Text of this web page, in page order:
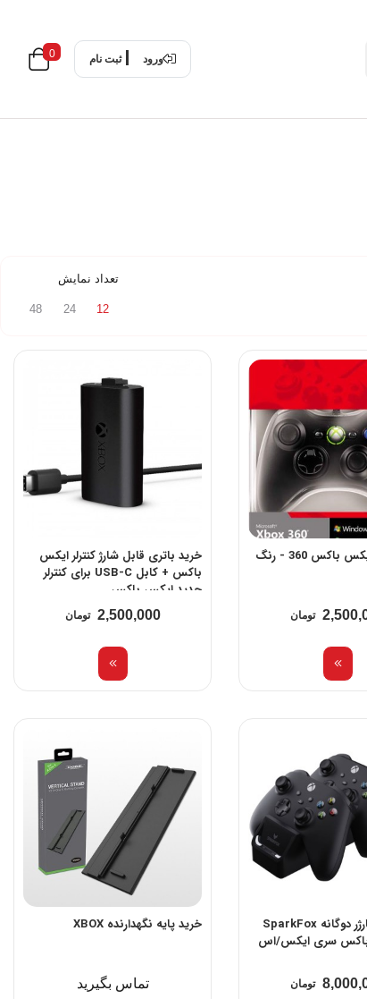
ورود ثبت نام 0
تعداد نمایش
12
24
48
خرید کنترلر ایکس باکس 360 - رنگ
تومان
خرید باتری قابل شارژ کنترلر ایکس
باکس + کابل USB-C برای کنترلر
جدید ایکس باکس
2,500,000 تومان
خرید پایه شارژر دوگانه SparkFox
باکس سری ایکس/اس
تومان
خرید پایه نگهدارنده XBOX
تماس بگیرید